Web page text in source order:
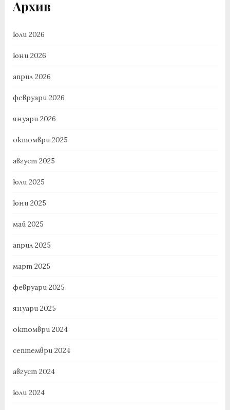
Архив
юли 2026
юни 2026
април 2026
февруари 2026
януари 2026
октомври 2025
август 2025
юли 2025
юни 2025
май 2025
април 2025
март 2025
февруари 2025
януари 2025
октомври 2024
септември 2024
август 2024
юли 2024